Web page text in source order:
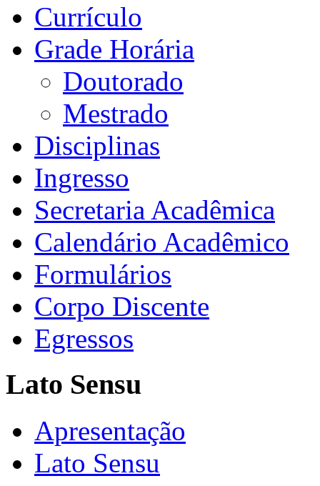
Currículo
Grade Horária
Doutorado
Mestrado
Disciplinas
Ingresso
Secretaria Acadêmica
Calendário Acadêmico
Formulários
Corpo Discente
Egressos
Lato Sensu
Apresentação
Lato Sensu